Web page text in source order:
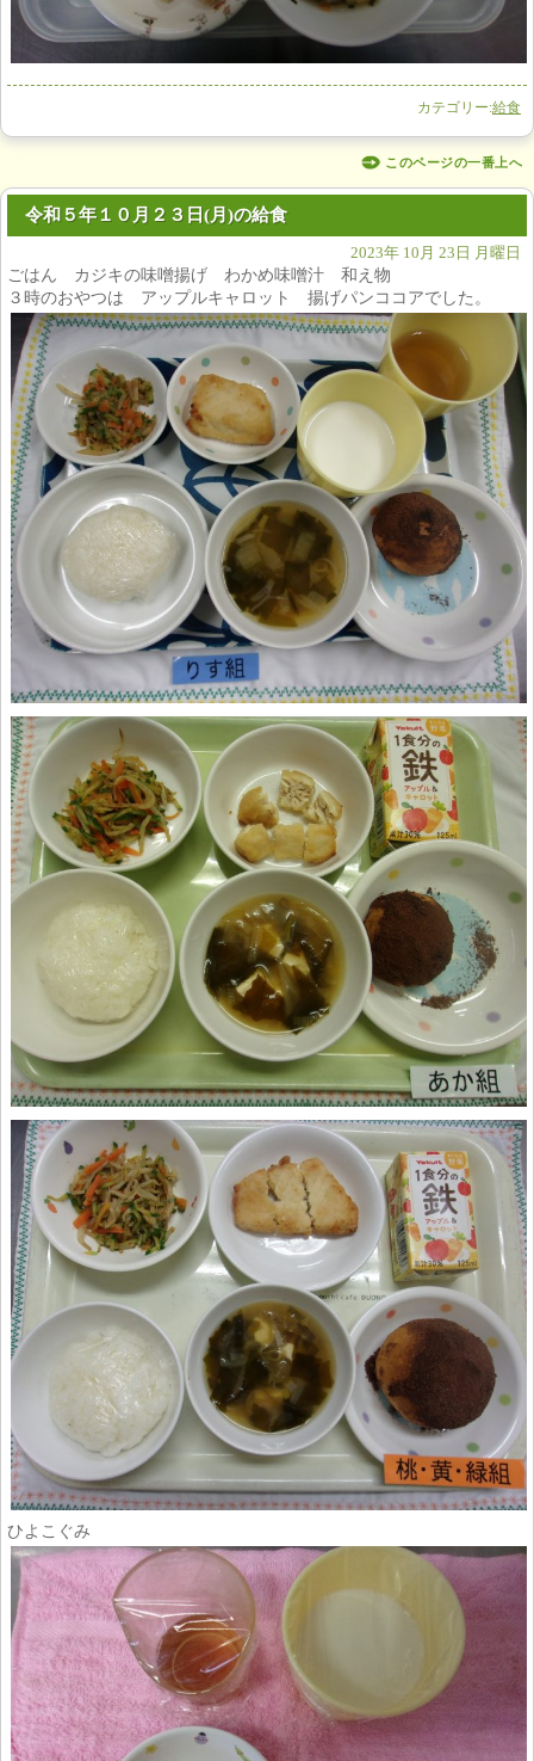
カテゴリー:給食
このページの一番上へ
令和５年１０月２３日(月)の給食
2023年 10月 23日 月曜日
ごはん カジキの味噌揚げ わかめ味噌汁 和え物
３時のおやつは アップルキャロット 揚げパンココアでした。
ひよこぐみ